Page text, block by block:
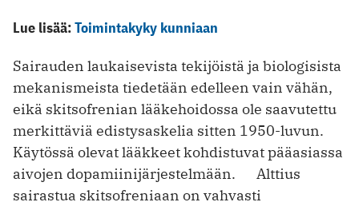
Lue lisää:Toimintakyky kunniaan
Sairauden laukaisevista tekijöistä ja biologisista
mekanismeista tiedetään edelleen vain vähän,
eikä skitsofrenian lääkehoidossa ole saavutettu
merkittäviä edistysaskelia sitten 1950-luvun.
Käytössä olevat lääkkeet kohdistuvat pääasiassa
aivojen dopamiinijärjestelmään. Alttius
sairastua skitsofreniaan on vahvasti